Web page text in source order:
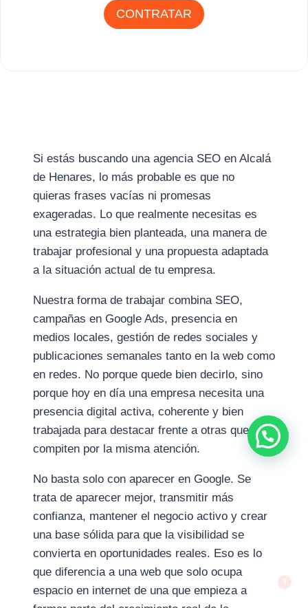
CONTRATAR
Si estás buscando una agencia SEO en Alcalá
de Henares, lo más probable es que no
quieras frases vacías ni promesas
exageradas. Lo que realmente necesitas es
una estrategia bien planteada, una manera de
trabajar profesional y una propuesta adaptada
a la situación actual de tu empresa.
Nuestra forma de trabajar combina SEO,
campañas en Google Ads, presencia en
medios locales, gestión de redes sociales y
publicaciones semanales tanto en la web como
en redes. No porque quede bien decirlo, sino
porque hoy en día una empresa necesita una
presencia digital activa, coherente y bien
trabajada para destacar frente a otras que
compiten por la misma atención.
No basta solo con aparecer en Google. Se
trata de aparecer mejor, transmitir más
confianza, mantener el negocio activo y crear
una base sólida para que la visibilidad se
convierta en oportunidades reales. Eso es lo
que diferencia a una web que solo ocupa
espacio en internet de una que empieza a